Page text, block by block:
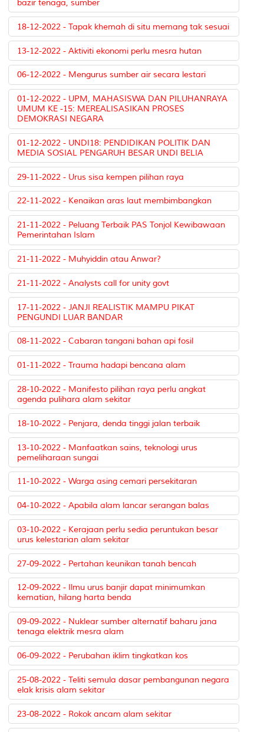
bazir tenaga, sumber
18-12-2022 - Tapak khemah di situ memang tak sesuai
13-12-2022 - Aktiviti ekonomi perlu mesra hutan
06-12-2022 - Mengurus sumber air secara lestari
01-12-2022 - UPM, MAHASISWA DAN PILUHANRAYA
UMUM KE -15: MEREALISASIKAN PROSES
DEMOKRASI NEGARA
01-12-2022 - UNDI18: PENDIDIKAN POLITIK DAN
MEDIA SOSIAL PENGARUH BESAR UNDI BELIA
29-11-2022 - Urus sisa kempen pilihan raya
22-11-2022 - Kenaikan aras laut membimbangkan
21-11-2022 - Peluang Terbaik PAS Tonjol Kewibawaan
Pemerintahan Islam
21-11-2022 - Muhyiddin atau Anwar?
21-11-2022 - Analysts call for unity govt
17-11-2022 - JANJI REALISTIK MAMPU PIKAT
PENGUNDI LUAR BANDAR
08-11-2022 - Cabaran tangani bahan api fosil
01-11-2022 - Trauma hadapi bencana alam
28-10-2022 - Manifesto pilihan raya perlu angkat
agenda pulihara alam sekitar
18-10-2022 - Penjara, denda tinggi jalan terbaik
13-10-2022 - Manfaatkan sains, teknologi urus
pemeliharaan sungai
11-10-2022 - Warga asing cemari persekitaran
04-10-2022 - Apabila alam lancar serangan balas
03-10-2022 - Kerajaan perlu sedia peruntukan besar
urus kelestarian alam sekitar
27-09-2022 - Pertahan keunikan tanah bencah
12-09-2022 - Ilmu urus banjir dapat minimumkan
kematian, hilang harta benda
09-09-2022 - Nuklear sumber alternatif baharu jana
tenaga elektrik mesra alam
06-09-2022 - Perubahan iklim tingkatkan kos
25-08-2022 - Teliti semula dasar pembangunan negara
elak krisis alam sekitar
23-08-2022 - Rokok ancam alam sekitar